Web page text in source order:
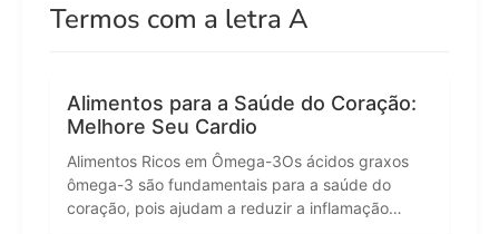
Termos com a letra A
Alimentos para a Saúde do Coração:
Melhore Seu Cardio
Alimentos Ricos em Ômega-3Os ácidos graxos
ômega-3 são fundamentais para a saúde do
coração, pois ajudam a reduzir a inflamação…